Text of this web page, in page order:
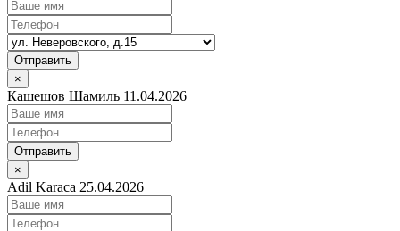
Отправить
×
Кашешов Шамиль 11.04.2026
Отправить
×
Adil Karaca 25.04.2026